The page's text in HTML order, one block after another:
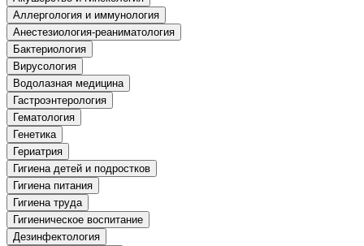
Техносферная безопасность и ОТ
Техносферная безопасность и
природообустройство
Экологическая безопасность в
Управление охраной труда.
Техносферная безопасность
Допуски
Аллергология и иммунология
Анестезиология-реаниматология
Бактериология
Вирусология
Водолазная медицина
Гастроэнтерология
Гематология
Генетика
Гериатрия
Гигиена детей и подростков
Гигиена питания
Гигиена труда
Гигиеническое воспитание
Дезинфектология